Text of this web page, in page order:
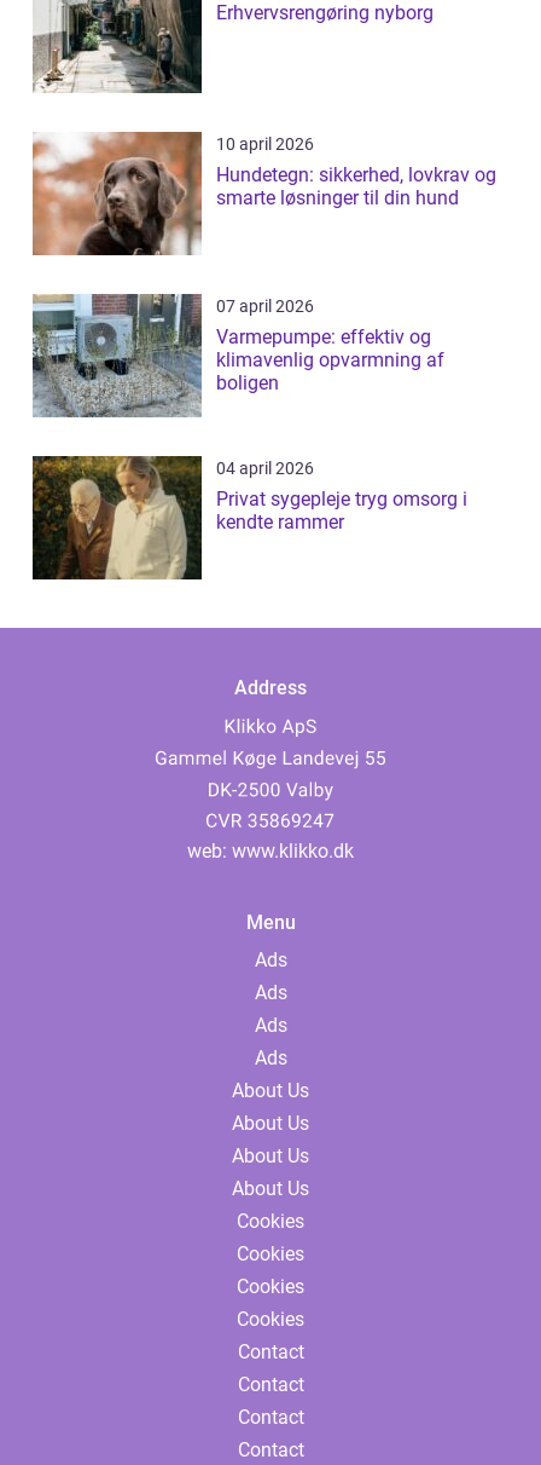
Erhvervsrengøring nyborg
10 april 2026
Hundetegn: sikkerhed, lovkrav og
smarte løsninger til din hund
07 april 2026
Varmepumpe: effektiv og
klimavenlig opvarmning af
boligen
04 april 2026
Privat sygepleje tryg omsorg i
kendte rammer
Address
web: www.klikko.dk
Menu
Ads
Ads
Ads
Ads
About Us
About Us
About Us
About Us
Cookies
Cookies
Cookies
Cookies
Contact
Contact
Contact
Contact